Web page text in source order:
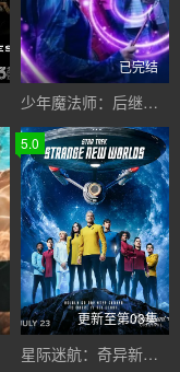
已完结
少年魔法师：后继者第三季
5.0
更新至第03集
星际迷航：奇异新世界第四季